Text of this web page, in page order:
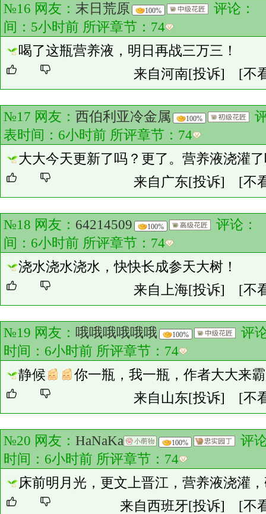
№16 网友： 末日荒原 100% 评论：
间：5小时前 所评章节： 74
喝了这瓶营养液，明日再战三万三！
来自河南[投诉] [不
№17 网友： 西伯利亚冷金属 100%
表时间：6小时前 所评章节： 74
大大今天更新了吗？更了。营养液浇灌
来自广东[投诉] [不
№18 网友： 64214509 100% 评论：
间：6小时前 所评章节： 74
浇水浇水浇水，快快长成参天大树！
来自上海[投诉] [不
№19 网友： 哦哦哦哦哦哦 100%
评
时间：6小时前 所评章节： 74
静候
你一瓶，我一瓶，作者大大来
来自山东[投诉] [不
№20 网友： HaNaKa 100%
评
时间：6小时前 所评章节： 74
床前明月光，更文上晋江，营养液浇灌
来自西班牙[投诉] [不